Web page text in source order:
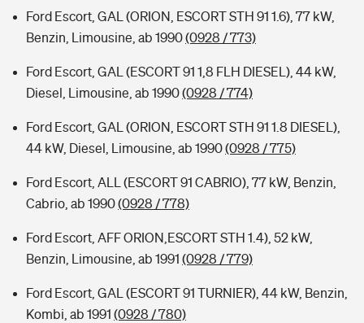
Ford Escort, GAL (ORION, ESCORT STH 91 1.6), 77 kW,
Benzin, Limousine, ab 1990(0928 / 773)
Ford Escort, GAL (ESCORT 91 1,8 FLH DIESEL), 44 kW,
Diesel, Limousine, ab 1990(0928 / 774)
Ford Escort, GAL (ORION, ESCORT STH 91 1.8 DIESEL),
44 kW, Diesel, Limousine, ab 1990(0928 / 775)
Ford Escort, ALL (ESCORT 91 CABRIO), 77 kW, Benzin,
Cabrio, ab 1990(0928 / 778)
Ford Escort, AFF ORION,ESCORT STH 1.4), 52 kW,
Benzin, Limousine, ab 1991 (0928 / 779)
Ford Escort, GAL (ESCORT 91 TURNIER), 44 kW, Benzin,
Kombi, ab 1991 (0928 / 780)